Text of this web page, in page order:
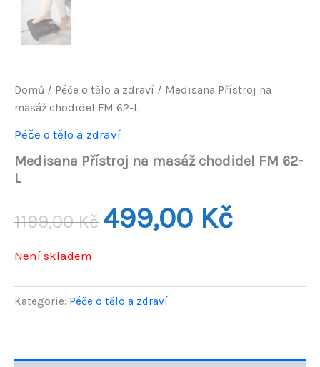
Domů / Péče o tělo a zdraví / Medisana Přístroj na
masáž chodidel FM 62-L
Péče o tělo a zdraví
Medisana Přístroj na masáž chodidel FM 62-
L
1199,00Kč
Původní
1199,00 Kč.
499,00 Kč
Není skladem
Kategorie: Péče o tělo a zdraví